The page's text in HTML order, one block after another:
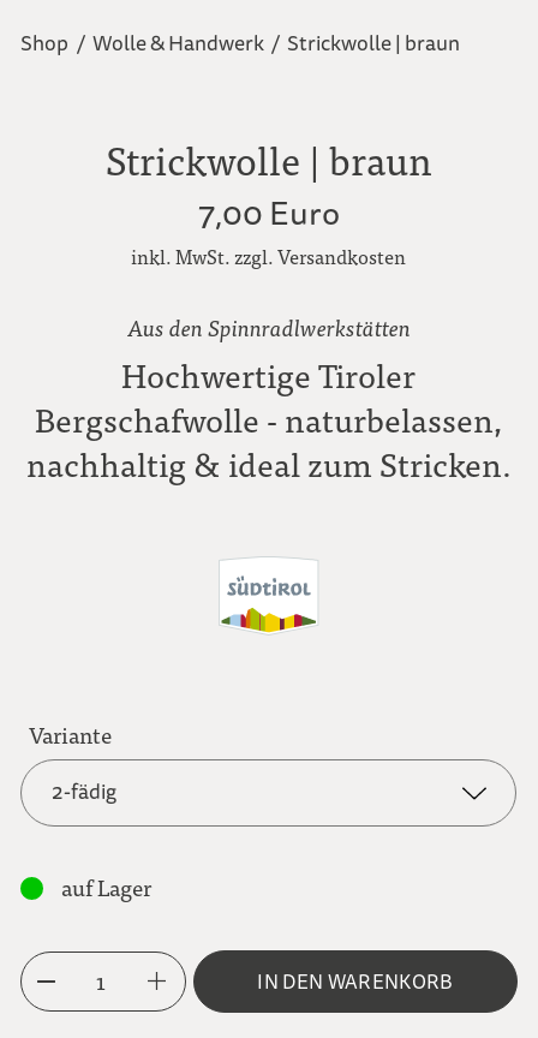
Shop / Wolle & Handwerk / Strickwolle | braun
Strickwolle | braun
7,00 Euro
inkl. MwSt. zzgl. Versandkosten
Aus den Spinnradlwerkstätten
Hochwertige Tiroler
Bergschafwolle - naturbelassen,
nachhaltig & ideal zum Stricken.
Variante
2-fädig
auf Lager
1 IN DEN WARENKORB